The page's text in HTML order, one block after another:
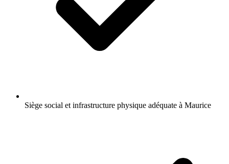
Siège social et infrastructure physique adéquate à Maurice